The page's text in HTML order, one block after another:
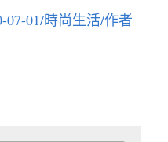
07-01/時尚生活/作者